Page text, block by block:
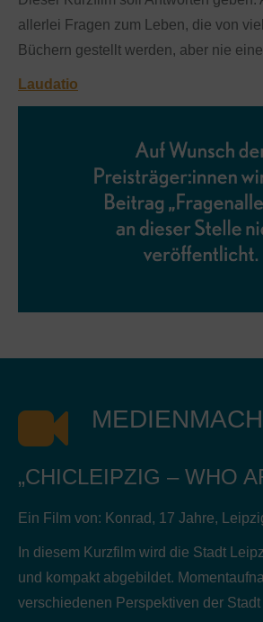
allerlei Fragen zum Leben, die von
Büchern gestellt werden, aber nie
Laudatio
„CHICLEIPZIG – WHO
Ein Film von: Konrad, 17 Jahre,
In diesem Kurzfilm wird die Stadt
und kompakt abgebildet.
verschiedenen Perspektiven der